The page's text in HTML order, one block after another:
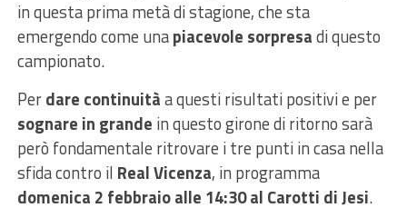
in questa prima metà di stagione, che sta
emergendo come unapiacevole sorpresadi questo
campionato.
Perdare continuitàa questi risultati positivi e per
sognare in grande in questo girone di ritorno sarà
però fondamentale ritrovare i tre punti in casa nella
sfida contro il Real Vicenza, in programma
domenica 2 febbraio alle 14:30 al Carotti di Jesi.